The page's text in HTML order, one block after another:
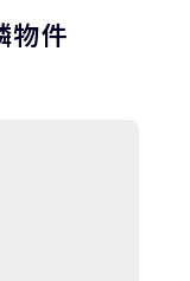
物件